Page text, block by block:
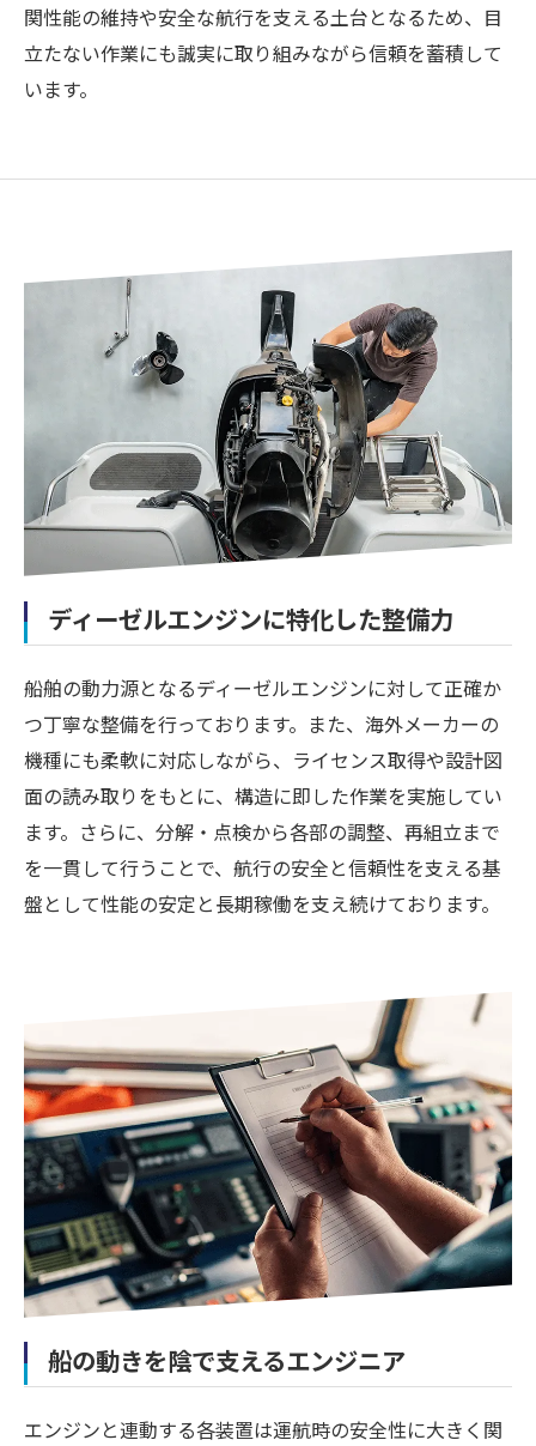
関性能の維持や安全な航行を支える土台となるため、目
立たない作業にも誠実に取り組みながら信頼を蓄積して
います。
ディーゼルエンジンに特化した整備力
船舶の動力源となるディーゼルエンジンに対して正確か
つ丁寧な整備を行っております。また、海外メーカーの
機種にも柔軟に対応しながら、ライセンス取得や設計図
面の読み取りをもとに、構造に即した作業を実施してい
ます。さらに、分解・点検から各部の調整、再組立まで
を一貫して行うことで、航行の安全と信頼性を支える基
盤として性能の安定と長期稼働を支え続けております。
船の動きを陰で支えるエンジニア
エンジンと連動する各装置は運航時の安全性に大きく関